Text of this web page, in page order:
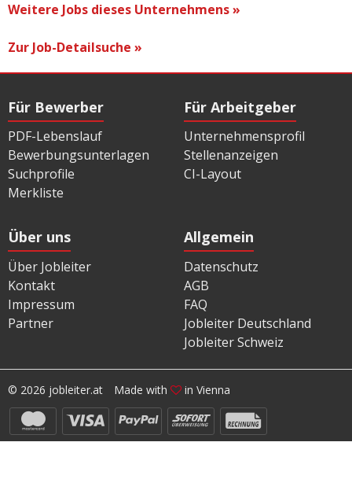
Weitere Jobs dieses Unternehmens »
Zur Job-Detailsuche »
Für Bewerber
PDF-Lebenslauf
Bewerbungsunterlagen
Suchprofile
Merkliste
Für Arbeitgeber
Unternehmensprofil
Stellenanzeigen
CI-Layout
Über uns
Über Jobleiter
Kontakt
Impressum
Partner
Allgemein
Datenschutz
AGB
FAQ
Jobleiter Deutschland
Jobleiter Schweiz
© 2026 jobleiter.at Made with in Vienna